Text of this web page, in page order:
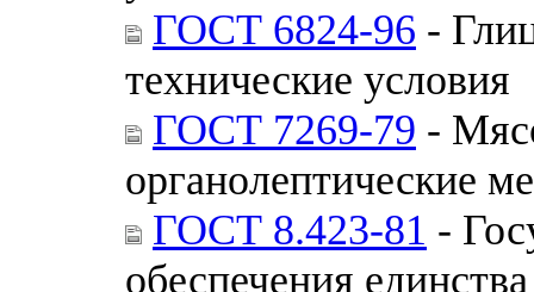
ГОСТ 6824-96 -
технические условия
ГОСТ 7269-79 -
органолептические
ГОСТ 8.423-81 -
обеспечения